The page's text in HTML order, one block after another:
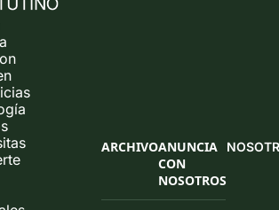
ARCHIVOANUNCIA
CON
NOSOTROS